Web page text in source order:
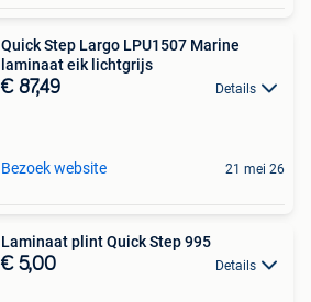
Quick Step Largo LPU1507 Marine
laminaat eik lichtgrijs
€ 87,49 Details
Bezoek website 21 mei 26
Laminaat plint Quick Step 995
€ 5,00 Details